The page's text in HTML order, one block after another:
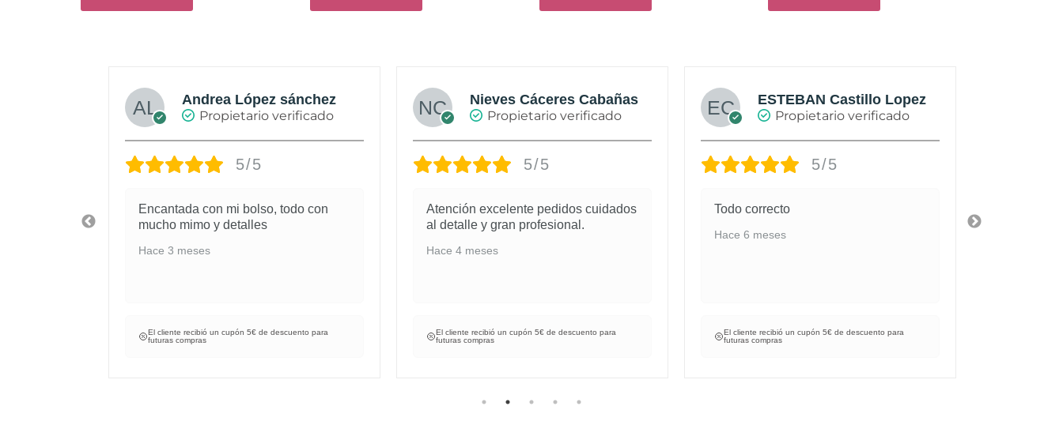
Andrea López sánchez
Propietario verificado
5/5
Encantada con mi bolso, todo con
mucho mimo y detalles
Hace 3 meses
El cliente recibió un cupón 5€ de descuento para
futuras compras
Nieves Cáceres Cabañas
Propietario verificado
5/5
Atención excelente pedidos cuidados
al detalle y gran profesional.
Hace 4 meses
El cliente recibió un cupón 5€ de descuento para
futuras compras
ESTEBAN Castillo Lopez
Propietario verificado
5/5
Todo correcto
Hace 6 meses
El cliente recibió un cupón 5€ de descuento para
futuras compras